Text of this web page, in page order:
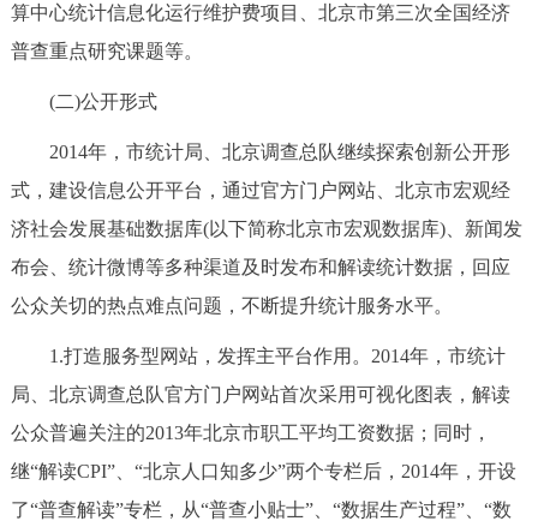
算中心统计信息化运行维护费项目、北京市第三次全国经济
普查重点研究课题等。
(二)公开形式
2014年，市统计局、北京调查总队继续探索创新公开形
式，建设信息公开平台，通过官方门户网站、北京市宏观经
济社会发展基础数据库(以下简称北京市宏观数据库)、新闻发
布会、统计微博等多种渠道及时发布和解读统计数据，回应
公众关切的热点难点问题，不断提升统计服务水平。
1.打造服务型网站，发挥主平台作用。2014年，市统计
局、北京调查总队官方门户网站首次采用可视化图表，解读
公众普遍关注的2013年北京市职工平均工资数据；同时，
继“解读CPI”、“北京人口知多少”两个专栏后，2014年，开设
了“普查解读”专栏，从“普查小贴士”、“数据生产过程”、“数